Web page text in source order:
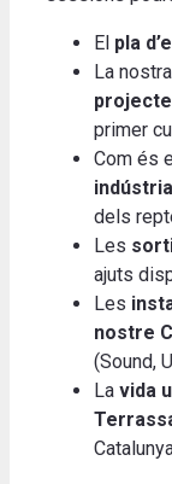
El pla
La nostra
primer
Com és
indústria
dels
Les
ajuts
Les
nostre
(Sound,
La vida